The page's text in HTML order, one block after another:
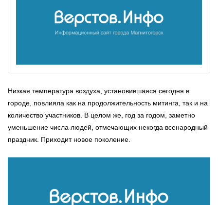
Низкая температура воздуха, установившаяся сегодня в
городе, повлияла как на продолжительность митинга, так и на
количество участников. В целом же, год за годом, заметно
уменьшение числа людей, отмечающих некогда всенародный
праздник. Приходит новое поколение.